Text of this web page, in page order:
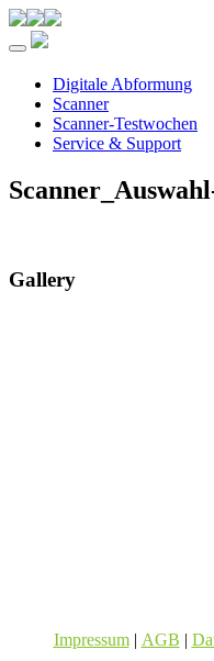
Toggle navigation
Digitale Abformung
Scanner
Scanner-Testwochen
Service & Support
Gallery
Impressum| AGB |